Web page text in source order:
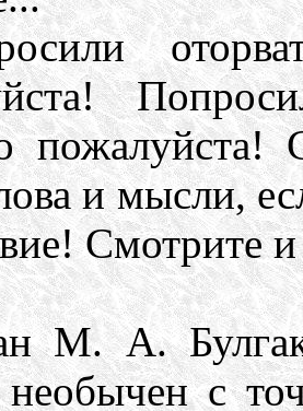
пожалуйста!
и мысли,
Смотрите
М. А.
необычен с